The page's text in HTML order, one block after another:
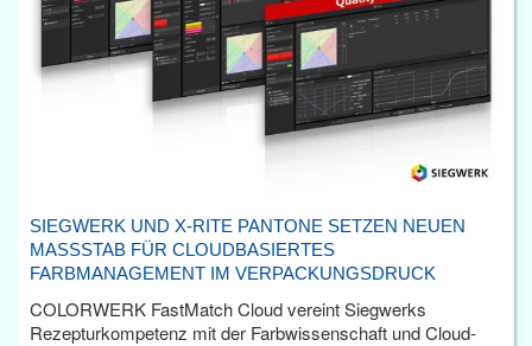
SIEGWERK UND X-RITE PANTONE SETZEN NEUEN
MASSSTAB FÜR CLOUDBASIERTES F
ARBMANAGEMENT IM VERPACKUNGSDRUCK
COLORWERK FastMatch Cloud vereint Siegwerks
Rezepturkompetenz mit der Farbwissenschaft und Cloud-